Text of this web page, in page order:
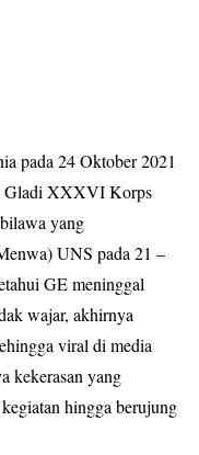
pada 24 Oktober 2021
Gladi XXXVI Korps
yang
UNS pada 21 –
GE meninggal
wajar, akhirnya
viral di media
kekerasan yang
hingga berujung